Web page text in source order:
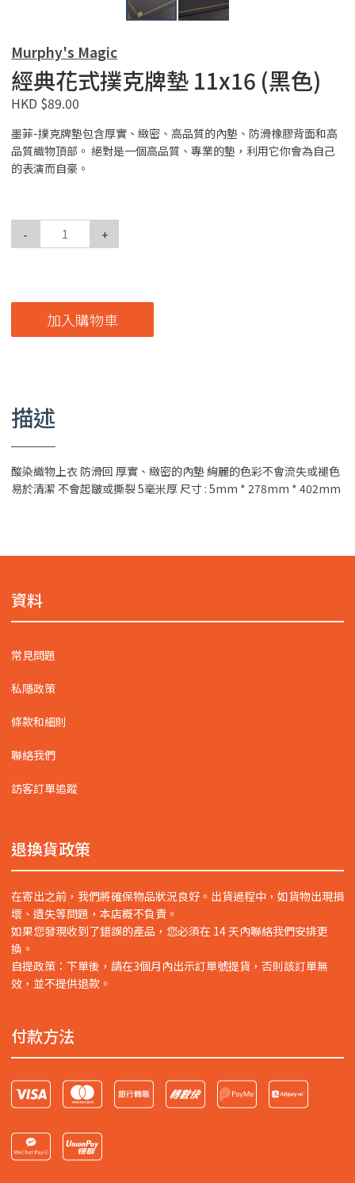
Murphy's Magic
經典花式撲克牌墊 11x16 (黑色)
HKD $89.00
墨菲-撲克牌墊包含厚實、緻密、高品質的內墊、防滑橡膠背面和高
品質織物頂部。 絕對是一個高品質、專業的墊，利用它你會為自己
的表演而自豪。
- +
加入購物車
描述
酸染織物上衣 防滑回 厚實、緻密的內墊 絢麗的色彩不會流失或褪色
易於清潔 不會起皺或撕裂 5毫米厚 尺寸 : 5mm * 278mm * 402mm
資料
常見問題
私隱政策
條款和細則
聯絡我們
訪客訂單追蹤
退換貨政策
在寄出之前，我們將確保物品狀況良好。出貨過程中，如貨物出現損
壞、遺失等問題，本店概不負責。
如果您發現收到了錯誤的產品，您必須在 14 天內聯絡我們安排更
換。
自提政策：下單後，請在3個月內出示訂單號提貨，否則該訂單無
效，並不提供退款。
付款方法